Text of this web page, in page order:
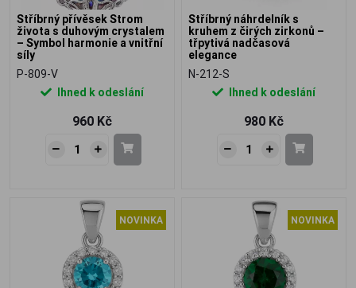
Stříbrný přívěsek Strom
života s duhovým crystalem
– Symbol harmonie a vnitřní
síly
P-809-V
Ihned k odeslání
960 Kč
Stříbrný náhrdelník s
kruhem z čirých zirkonů –
třpytivá nadčasová
elegance
N-212-S
Ihned k odeslání
980 Kč
NOVINKA NOVINKA